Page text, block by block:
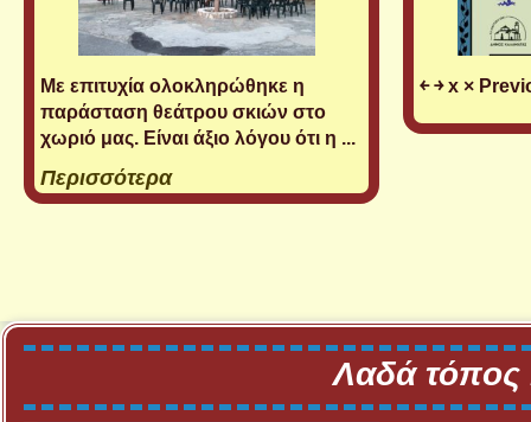
Με επιτυχία ολοκληρώθηκε η
παράσταση θεάτρου σκιών στο
χωριό μας. Είναι άξιο λόγου ότι η ...
Περισσότερα
￩ ￫ x ×
Λαδά τόπος